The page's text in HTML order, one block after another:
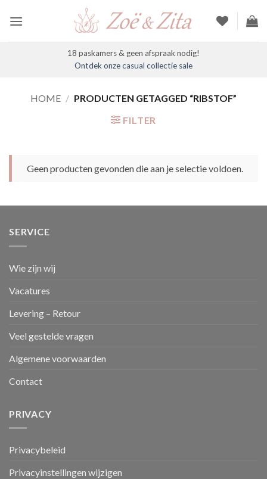
naar
18 paskamers & geen afspraak nodig!
Ontdek onze casual collectie sale
HOME / PRODUCTEN GETAGGED “RIBSTOF”
FILTER
Geen producten gevonden die aan je selectie voldoen.
SERVICE
Wie zijn wij
Vacatures
Levering – Retour
Veel gestelde vragen
Algemene voorwaarden
Contact
PRIVACY
Privacybeleid
Privacyinstellingen wijzigen